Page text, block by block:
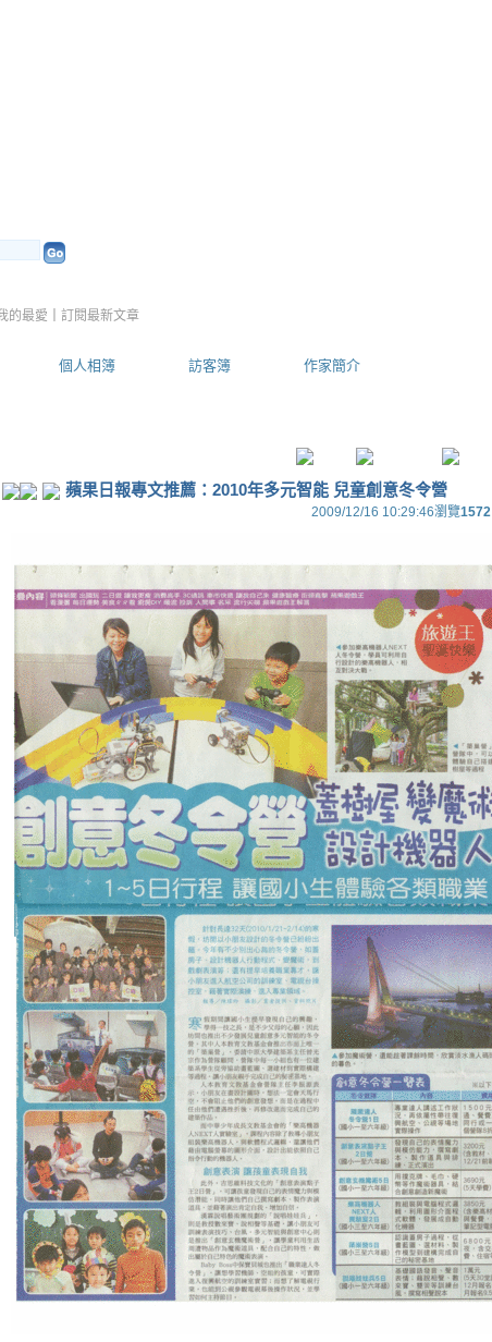
個人相簿 訪客簿 作家簡介
的最愛 訂閱最新文章
蘋果日報專文推薦：2010年多元智能 兒童創意冬令營
2009/12/16 10:29:46瀏覽1572